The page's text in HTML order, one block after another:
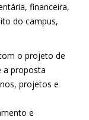
financeira,
do campus,
o projeto de
a proposta
projetos e
e